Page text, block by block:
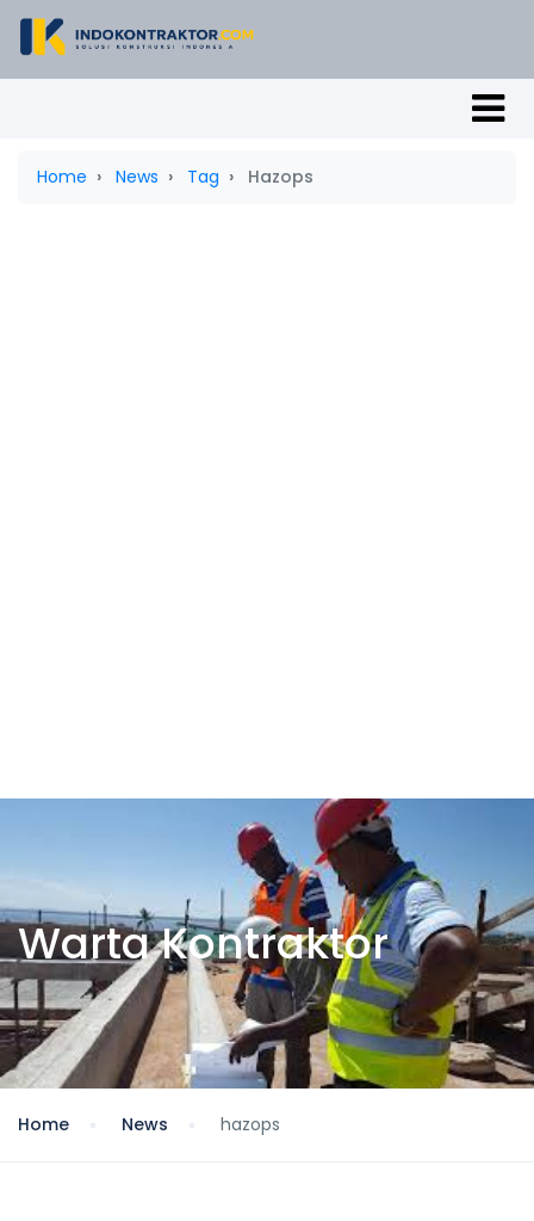
Home News Tag Hazops
Warta Kontraktor
Home News hazops